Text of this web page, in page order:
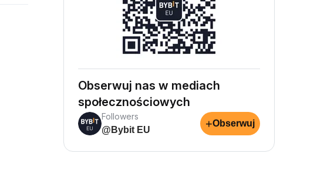
Obserwuj nas w mediach
społecznościowych
Followers
@Bybit EU
+Obserwuj